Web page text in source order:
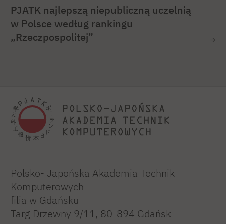
PJATK najlepszą niepubliczną uczelnią
w Polsce według rankingu
„Rzeczpospolitej”
Polsko- Japońska Akademia Technik
Komputerowych
filia w Gdańsku
Targ Drzewny 9/11, 80-894 Gdańsk